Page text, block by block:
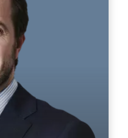
Langue(s) parlé(es) :
Domaine d’expertises :
& Acquisitions
des entreprises
Bruxelles